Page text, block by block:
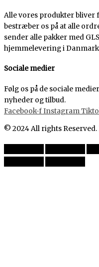
Alle vores produkter bliver
bestræber os på at alle
sender alle pakker med
hjemmelevering i
Sociale medier
Følg os på de sociale
nyheder og tilbud.
Facebook-fInstagram
© 2024 All rights